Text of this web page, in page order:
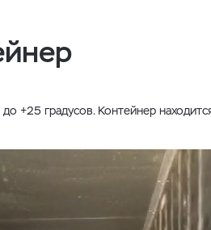
градусов. Контейнер